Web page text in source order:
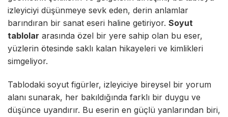
izleyiciyi düşünmeye sevk eden, derin anlamlar
barındıran bir sanat eseri haline getiriyor. Soyut
tablolar arasında özel bir yere sahip olan bu eser,
yüzlerin ötesinde saklı kalan hikayeleri ve kimlikleri
simgeliyor.
Tablodaki soyut figürler, izleyiciye bireysel bir yorum
alanı sunarak, her bakıldığında farklı bir duygu ve
düşünce uyandırır. Bu eserin en güçlü yanlarından biri,